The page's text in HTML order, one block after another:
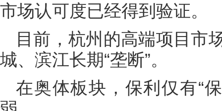
市场认可度已经得到验证。
目前，杭州的高端项目市
城、滨江长期“垄断”。
在奥体板块，保利仅有“